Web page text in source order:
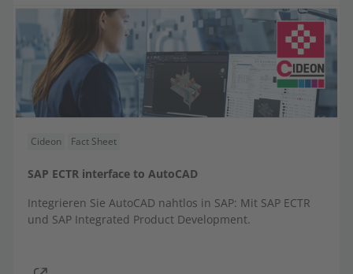
Cideon Fact Sheet
SAP ECTR interface to AutoCAD
Integrieren Sie AutoCAD nahtlos in SAP: Mit SAP ECTR
und SAP Integrated Product Development.